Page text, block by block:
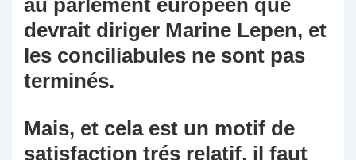
au parlement européen que
devrait diriger Marine Lepen, et
les conciliabules ne sont pas
terminés.
Mais, et cela est un motif de
satisfaction trés relatif, il faut